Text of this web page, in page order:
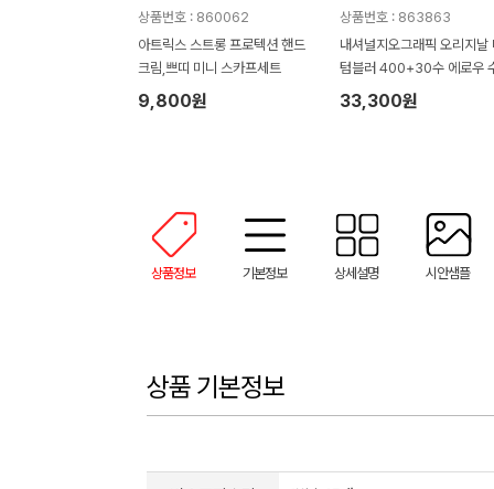
상품번호 : 860062
아트릭스 스트롱 프로텍션 핸드
크림,쁘띠 미니 스카프세트
9,800원
상품번호 : 863863
내셔널지오그래픽 오리지날
텀블러 400+30수 에로우
타올 텀블러세트 NL08
33,300원
상품정보 기본정보 상세설명 시안샘플
상품 기본정보